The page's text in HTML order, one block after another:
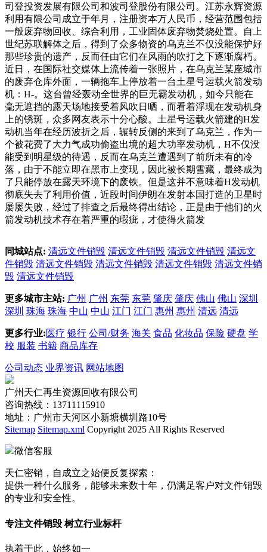
司登投资发展有限公司和波司登股份有限公司。江苏永辉资源
利用有限公司成立于年月，注册资本万人民币，经营范围包括
一般废弃物回收、综合利用，工业固体废弃物焚烧处置。自上
世纪苏联解体之后，得到了众多物资的乌克兰不仅没能保护好
那些珍贵的遗产，反而任由它们在风雨的吹打之下逐渐腐朽。
近日，在国际社交媒体上流传着一张照片，在乌克兰某座城市
的废弃仓库外面，一辆拖车上停放着一台土星号运载火箭发动
机：H-。这台曾经轰动全世界的巨无霸发动机，如今只能在
毫无遮挡的露天场地接受着风吹日晒，而看着浮现在发动机身
上的锈斑，众多网友表示十分心酸。土星号运载火箭建的H发
动机当年在经历波折之后，辗转反侧的来到了乌克兰，作为一
个被花费了大力气成功偷盗出境的超大功率发动机，H不仅没
能受到明星级的待遇，反而在乌克兰遭遇到了前所未有的冷
落，由于不能立即在黑市上变现，因此被长期雪藏，最终成为
了只能停放在露天环境下的废铁。但是这并不意味着H发动机
彻底失去了利用价值，近段时间伊朗在发射本国打造的卫星时
屡屡失败，经过了排查之后最终得出结论，正是由于他们的火
箭发动机技术存在着严重的瑕疵，才使得火箭发
同城站点: 清远文件销毁 清远文件销毁 清远文件销毁 清远文
件销毁 清远文件销毁 清远文件销毁 清远文件销毁 清远文件销
毁 清远文件销毁
更多城市主站: 广州 广州 东莞 东莞 肇庆 肇庆 佛山 佛山 深圳
深圳 珠海 珠海 中山 中山 江门 江门 惠州 惠州 清远 清远
更多行业: 医疗 银行 公司/财务 海关 食品 化妆品 保险 硬盘 学
校 服装 书籍 商品库存
公司动态 业界资讯 网站地图
广州天仁再生资源回收有限公司
咨询热线：13711115910
地址：广州市天河区小新塘横圳路10号
Sitemap Sitemap.xml Copyright 2025 All Rights Reserved
微信客服
天仁密销，自成立之始便反复探索：
提供一种什么服务，能够未来数十年，仍满足客户对文件销毁
的专业和安全性。
专注文件销毁 树立行业标杆
执着于此，始终如一